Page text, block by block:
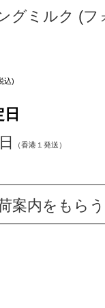
グミルク (フ
込)
（香港１発送）
案内をもらう